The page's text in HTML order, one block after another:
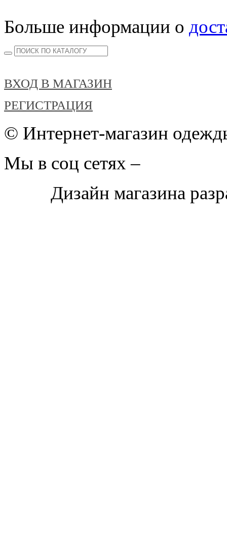
Больше информации о
ВХОД В МАГАЗИН
РЕГИСТРАЦИЯ
© Интернет-магазин
Мы в соц сетях –
Дизайн магазина